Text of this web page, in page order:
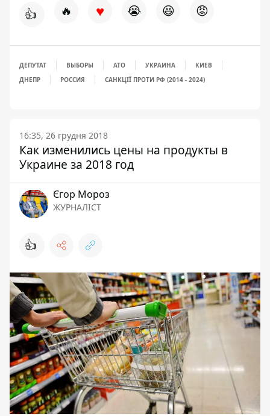
👍 🔥 ♥ 😭 😆 😡
ДЕПУТАТ ВЫБОРЫ АТО УКРАИНА
КИЕВ
ДНЕПР
РОССИЯ САНКЦІЇ ПРОТИ РФ (2014 - 2024)
16:35, 26 грудня 2018
Как изменились цены на продукты в
Украине за 2018 год
Єгор Мороз
ЖУРНАЛІСТ
👍